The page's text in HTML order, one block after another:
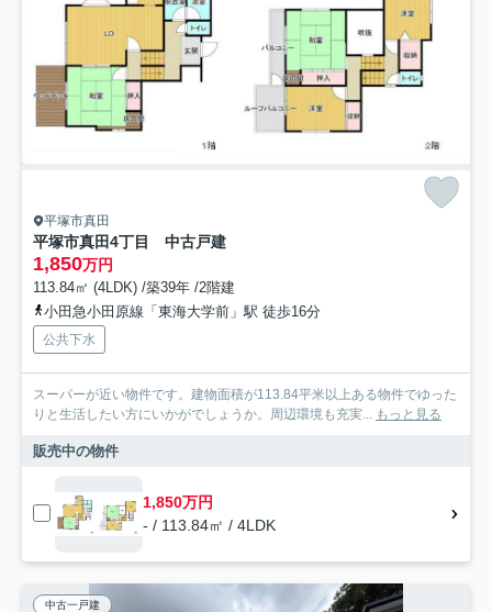
平塚市真田
平塚市真田4丁目 中古戸建
1,850万円
113.84㎡ (4LDK) /築39年 /2階建
小田急小田原線「東海大学前」駅 徒歩16分
公共下水
スーパーが近い物件です。建物面積が113.84平米以上ある物件でゆった
りと生活したい方にいかがでしょうか。周辺環境も充実... もっと見る
販売中の物件
1,850万円
- / 113.84㎡ / 4LDK
中古一戸建